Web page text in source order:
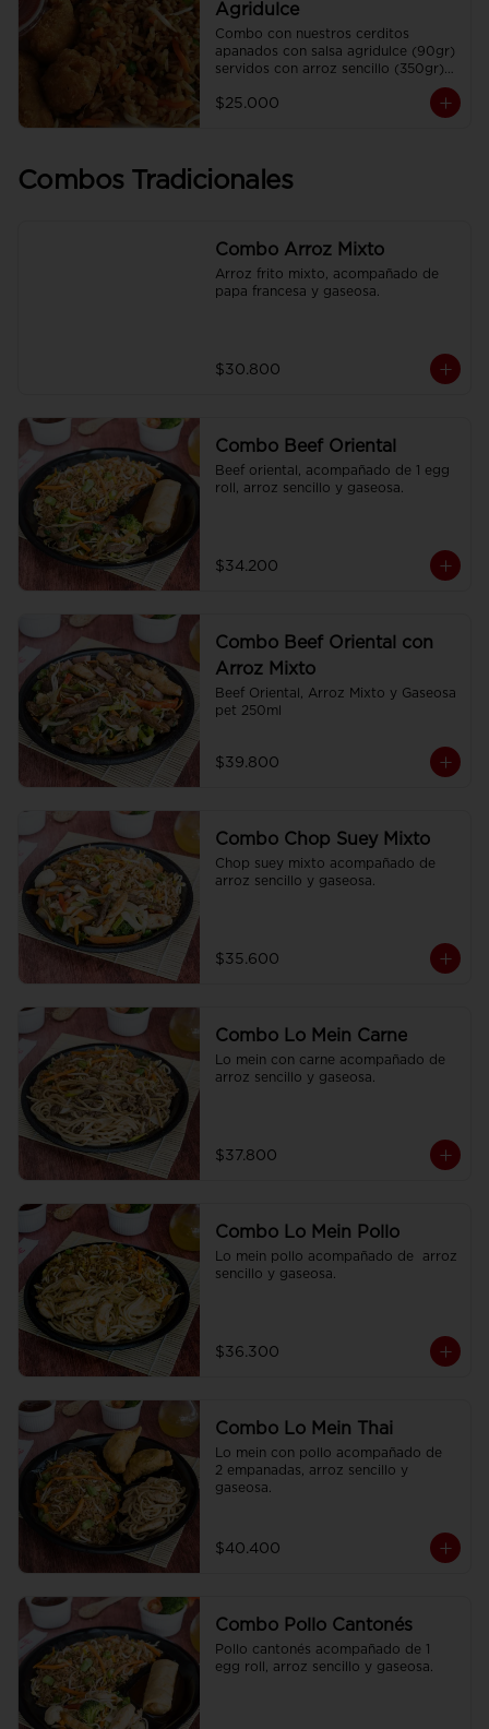
Agridulce
Combo con nuestros cerditos
apanados con salsa agridulce (90gr)
servidos con arroz sencillo (350gr)
$25.000
Combos Tradicionales
Combo Arroz Mixto
Arroz frito mixto, acompañado de
papa francesa y gaseosa.
$30.800
Combo Beef Oriental
Beef oriental, acompañado de 1 egg
roll, arroz sencillo y gaseosa.
$34.200
Combo Beef Oriental con
Arroz Mixto
Beef Oriental, Arroz Mixto y Gaseosa
pet 250ml
$39.800
Combo Chop Suey Mixto
Chop suey mixto acompañado de
arroz sencillo y gaseosa.
$35.600
Combo Lo Mein Carne
Lo mein con carne acompañado de
arroz sencillo y gaseosa.
$37.800
Combo Lo Mein Pollo
Lo mein pollo acompañado de  arroz
sencillo y gaseosa.
$36.300
Combo Lo Mein Thai
Lo mein con pollo acompañado de
2 empanadas, arroz sencillo y
gaseosa.
$40.400
Combo Pollo Cantonés
Pollo cantonés acompañado de 1
egg roll, arroz sencillo y gaseosa.